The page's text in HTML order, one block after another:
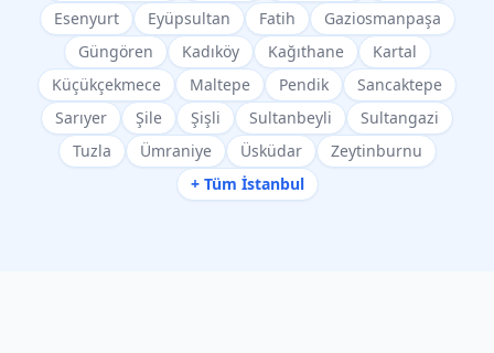
Esenyurt
Eyüpsultan Fatih
Gaziosmanpaşa
Güngören
Kadıköy Kağıthane
Kartal
Küçükçekmece
Maltepe Pendik
Sancaktepe
Sarıyer
Şile Şişli Sultanbeyli
Sultangazi
Tuzla
Ümraniye Üsküdar
Zeytinburnu
+ Tüm İstanbul